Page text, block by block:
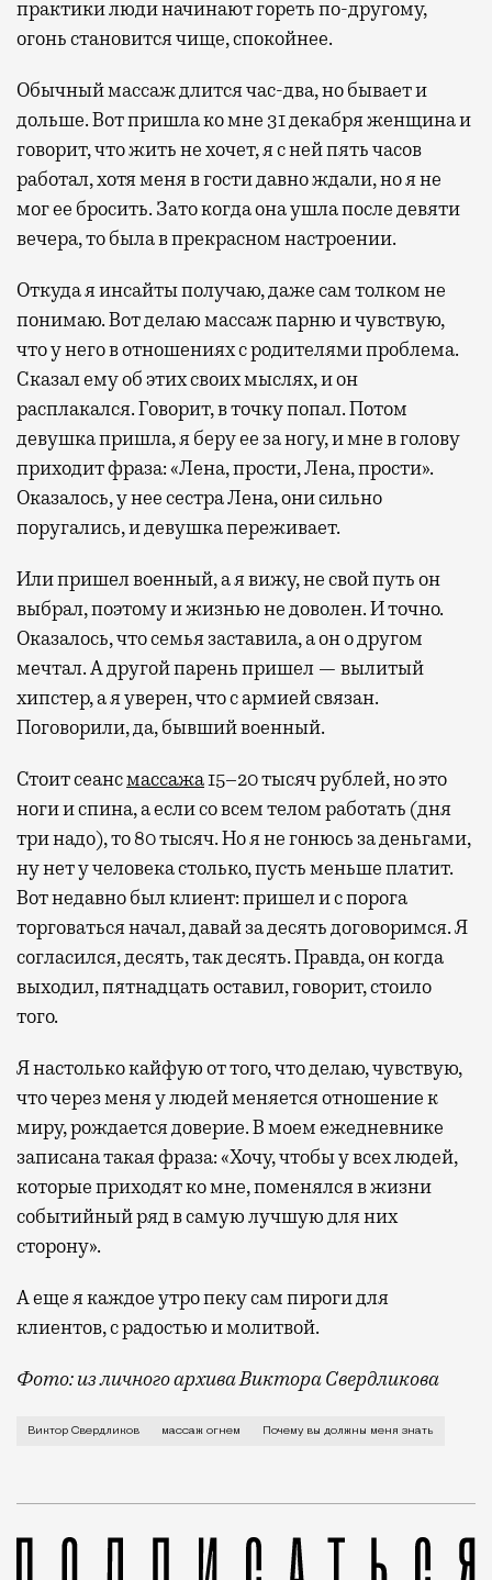
практики люди начинают гореть по-другому,
огонь становится чище, спокойнее.
Обычный массаж длится час-два, но бывает и
дольше. Вот пришла ко мне 31 декабря женщина и
говорит, что жить не хочет, я с ней пять часов
работал, хотя меня в гости давно ждали, но я не
мог ее бросить. Зато когда она ушла после девяти
вечера, то была в прекрасном настроении.
Откуда я инсайты получаю, даже сам толком не
понимаю. Вот делаю массаж парню и чувствую,
что у него в отношениях с родителями проблема.
Сказал ему об этих своих мыслях, и он
расплакался. Говорит, в точку попал. Потом
девушка пришла, я беру ее за ногу, и мне в голову
приходит фраза: «Лена, прости, Лена, прости».
Оказалось, у нее сестра Лена, они сильно
поругались, и девушка переживает.
Или пришел военный, а я вижу, не свой путь он
выбрал, поэтому и жизнью не доволен. И точно.
Оказалось, что семья заставила, а он о другом
мечтал. А другой парень пришел — вылитый
хипстер, а я уверен, что с армией связан.
Поговорили, да, бывший военный.
Стоит сеансмассажа15–20 тысяч рублей, но это
ноги и спина, а если со всем телом работать (дня
три надо), то 80 тысяч. Но я не гонюсь за деньгами,
ну нет у человека столько, пусть меньше платит.
Вот недавно был клиент: пришел и с порога
торговаться начал, давай за десять договоримся. Я
согласился, десять, так десять. Правда, он когда
выходил, пятнадцать оставил, говорит, стоило
того.
Я настолько кайфую от того, что делаю, чувствую,
что через меня у людей меняется отношение к
миру, рождается доверие. В моем ежедневнике
записана такая фраза: «Хочу, чтобы у всех людей,
которые приходят ко мне, поменялся в жизни
событийный ряд в самую лучшую для них
сторону».
А еще я каждое утро пеку сам пироги для
клиентов, с радостью и молитвой.
Фото: из личного архива Виктора Свердликова
Сам я родом из станицы Новосергеевская в
Виктор Свердликов массаж огнем Почему вы должны меня знать